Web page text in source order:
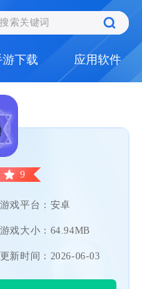
游下载 应用软件
9
游戏平台：安卓
游戏大小：64.94MB
更新时间：2026-06-03